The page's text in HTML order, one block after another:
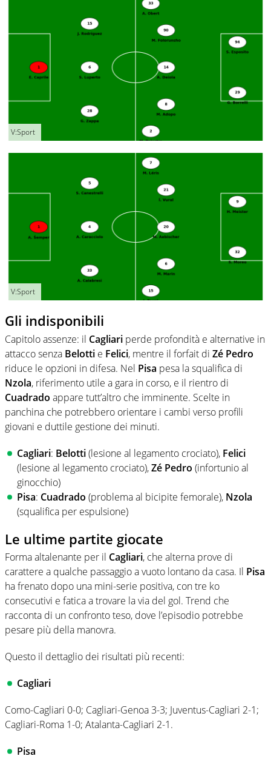
V:Sport
V:Sport
Gli indisponibili
Capitolo assenze: il Cagliari perde profondità e alternative in
attacco senza Belotti e Felici, mentre il forfait di Zé Pedro
riduce le opzioni in difesa. Nel Pisa pesa la squalifica di
Nzola, riferimento utile a gara in corso, e il rientro di
Cuadrado appare tutt’altro che imminente. Scelte in
panchina che potrebbero orientare i cambi verso profili
giovani e duttile gestione dei minuti.
Cagliari: Belotti(lesione al legamento crociato), Felici
(lesione al legamento crociato),Zé Pedro (infortunio al
ginocchio)
Pisa: Cuadrado (problema al bicipite femorale), Nzola
(squalifica per espulsione)
Le ultime partite giocate
Forma altalenante per il Cagliari, che alterna prove di
carattere a qualche passaggio a vuoto lontano da casa. Il Pisa
ha frenato dopo una mini-serie positiva, con tre ko
consecutivi e fatica a trovare la via del gol. Trend che
racconta di un confronto teso, dove l’episodio potrebbe
pesare più della manovra.
Questo il dettaglio dei risultati più recenti:
Cagliari
Como-Cagliari 0-0; Cagliari-Genoa 3-3; Juventus-Cagliari 2-1;
Cagliari-Roma 1-0; Atalanta-Cagliari 2-1.
Pisa